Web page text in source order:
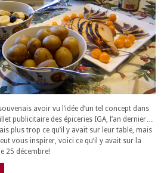
avoir vu l’idée d’un tel concept dans
publicitaire des épiceries IGA, l’an dernier…
plus trop ce qu’il y avait sur leur table, mais
vous inspirer, voici ce qu’il y avait sur la
25 décembre!